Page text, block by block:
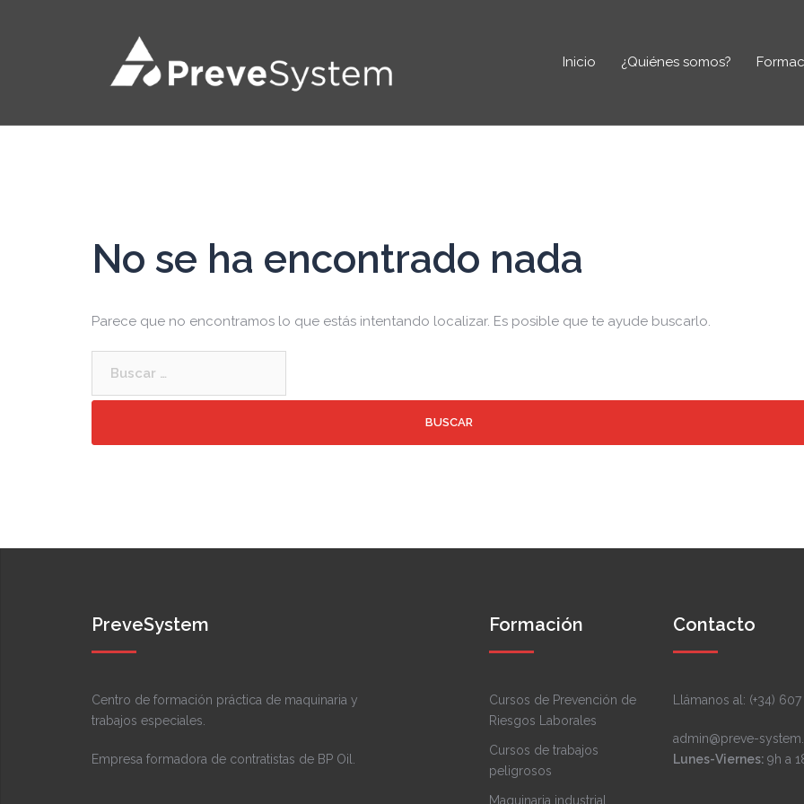
Inicio ¿Quiénes somos?
No se ha encontrado nada
Parece que no encontramos lo que estás intentando localizar. Es posible que te ayude buscarlo.
PreveSystem
Centro de formación práctica de maquinaria y
trabajos especiales.
Empresa formadora de contratistas de BP Oil.
Formación
Cursos de Prevención de
Riesgos Laborales
Cursos de trabajos
peligrosos
Maquinaria industrial
Contacto
Llámanos al: (+34)
admin@preve-
Lunes-Viernes:9h a